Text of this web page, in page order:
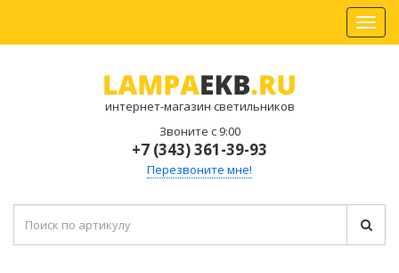
интернет-магазин светильников
Звоните с 9:00
+7 (343) 361-39-93
Перезвоните мне!